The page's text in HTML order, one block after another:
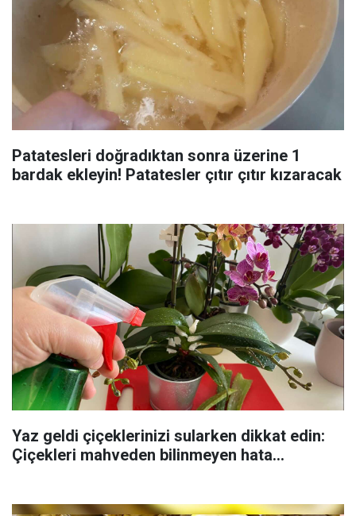
Patatesleri doğradıktan sonra üzerine 1
bardak ekleyin! Patatesler çıtır çıtır kızaracak
Yaz geldi çiçeklerinizi sularken dikkat edin:
Çiçekleri mahveden bilinmeyen hata...